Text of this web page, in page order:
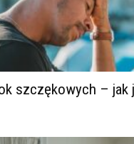
szczękowych – jak